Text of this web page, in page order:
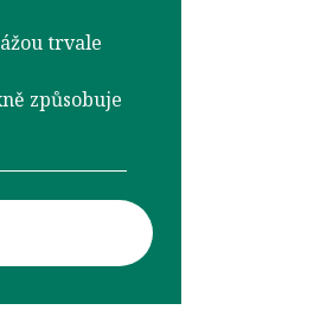
trvale
způsobuje